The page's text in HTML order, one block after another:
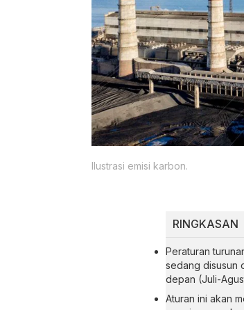
Ilustrasi emisi karbon.
RINGKASAN
Peraturan
sedang disusun
depan (Juli-
Aturan ini akan